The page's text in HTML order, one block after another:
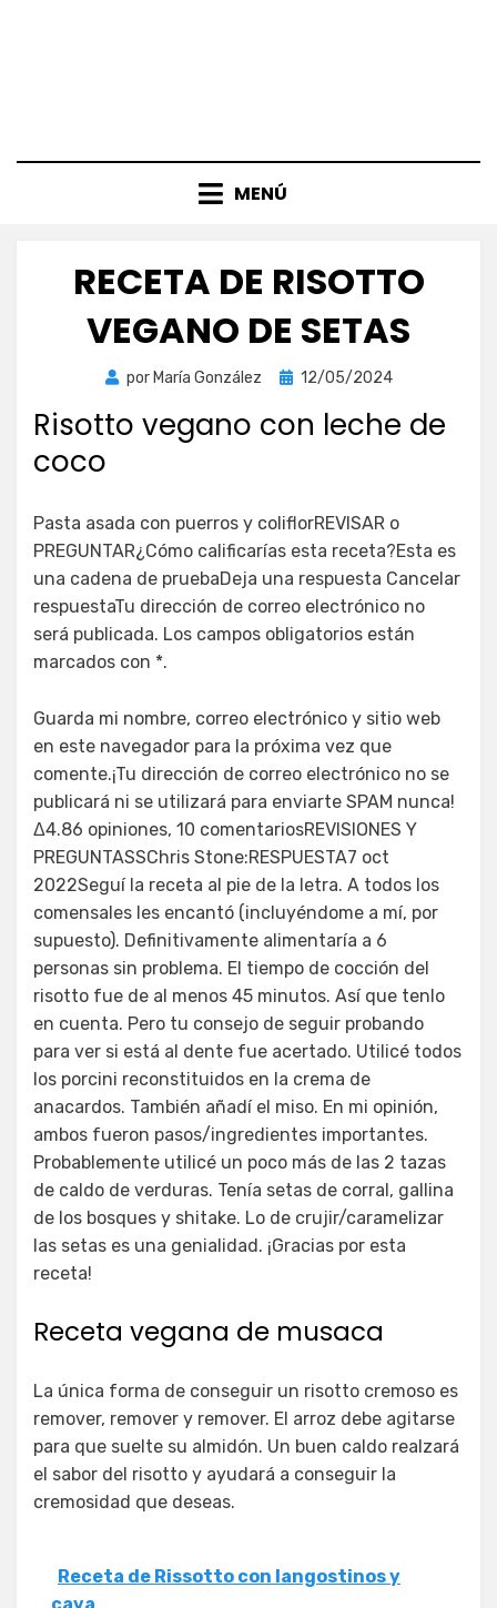
MENÚ
RECETA DE RISOTTO
VEGANO DE SETAS
por María González
Publicada
12/05/2024
Risotto vegano con leche de
coco
Pasta asada con puerros y coliflorREVISAR o
PREGUNTAR¿Cómo calificarías esta receta?Esta es
una cadena de pruebaDeja una respuesta Cancelar
respuestaTu dirección de correo electrónico no
será publicada. Los campos obligatorios están
marcados con *.
Guarda mi nombre, correo electrónico y sitio web
en este navegador para la próxima vez que
comente.¡Tu dirección de correo electrónico no se
publicará ni se utilizará para enviarte SPAM nunca!
Δ4.86 opiniones, 10 comentariosREVISIONES Y
PREGUNTASSChris Stone:RESPUESTA7 oct
2022Seguí la receta al pie de la letra. A todos los
comensales les encantó (incluyéndome a mí, por
supuesto). Definitivamente alimentaría a 6
personas sin problema. El tiempo de cocción del
risotto fue de al menos 45 minutos. Así que tenlo
en cuenta. Pero tu consejo de seguir probando
para ver si está al dente fue acertado. Utilicé todos
los porcini reconstituidos en la crema de
anacardos. También añadí el miso. En mi opinión,
ambos fueron pasos/ingredientes importantes.
Probablemente utilicé un poco más de las 2 tazas
de caldo de verduras. Tenía setas de corral, gallina
de los bosques y shitake. Lo de crujir/caramelizar
las setas es una genialidad. ¡Gracias por esta
receta!
Receta vegana de musaca
La única forma de conseguir un risotto cremoso es
remover, remover y remover. El arroz debe agitarse
para que suelte su almidón. Un buen caldo realzará
el sabor del risotto y ayudará a conseguir la
cremosidad que deseas.
Receta de Rissotto con langostinos y